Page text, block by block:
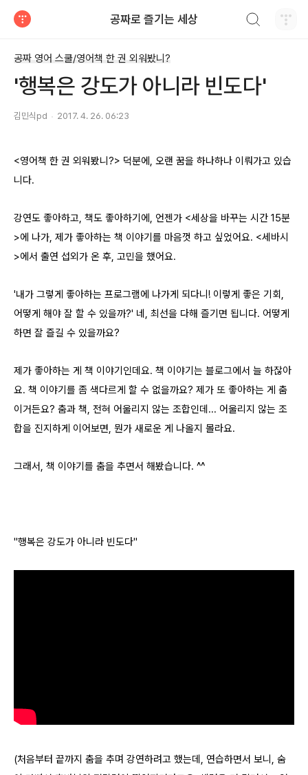
공짜로 즐기는 세상
공짜 영어 스쿨/영어책 한 권 외워봤니?
'행복은 강도가 아니라 빈도다'
김민식pd 2017. 4. 26. 06:23
<영어책 한 권 외워봤니?> 덕분에, 오랜 꿈을 하나하나 이뤄가고 있습
니다.
강연도 좋아하고, 책도 좋아하기에, 언젠가 <세상을 바꾸는 시간 15분
>에 나가, 제가 좋아하는 책 이야기를 마음껏 하고 싶었어요. <세바시
>에서 출연 섭외가 온 후, 고민을 했어요.
'내가 그렇게 좋아하는 프로그램에 나가게 되다니! 이렇게 좋은 기회,
어떻게 해야 잘 할 수 있을까?' 네, 최선을 다해 즐기면 됩니다. 어떻게
하면 잘 즐길 수 있을까요?
제가 좋아하는 게 책 이야기인데요. 책 이야기는 블로그에서 늘 하잖아
요. 책 이야기를 좀 색다르게 할 수 없을까요? 제가 또 좋아하는 게 춤
이거든요? 춤과 책, 전혀 어울리지 않는 조합인데... 어울리지 않는 조
합을 진지하게 이어보면, 뭔가 새로운 게 나올지 몰라요.
그래서, 책 이야기를 춤을 추면서 해봤습니다. ^^
"행복은 강도가 아니라 빈도다"
(처음부터 끝까지 춤을 추며 강연하려고 했는데, 연습하면서 보니, 숨